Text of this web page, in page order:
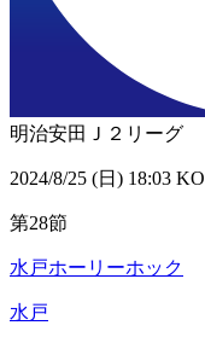
明治安田Ｊ２リーグ
2024/8/25 (日) 18:03 KO
第28節
水戸ホーリーホック
水戸